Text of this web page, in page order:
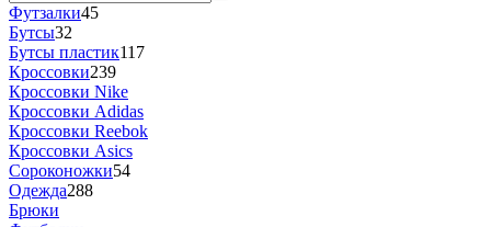
Футзалки45
Бутсы32
Бутсы пластик117
Кроссовки239
Кроссовки Nike
Кроссовки Adidas
Кроссовки Reebok
Кроссовки Asics
Сороконожки54
Одежда288
Брюки